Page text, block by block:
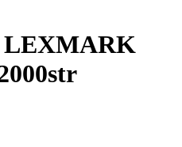
LEXMARK